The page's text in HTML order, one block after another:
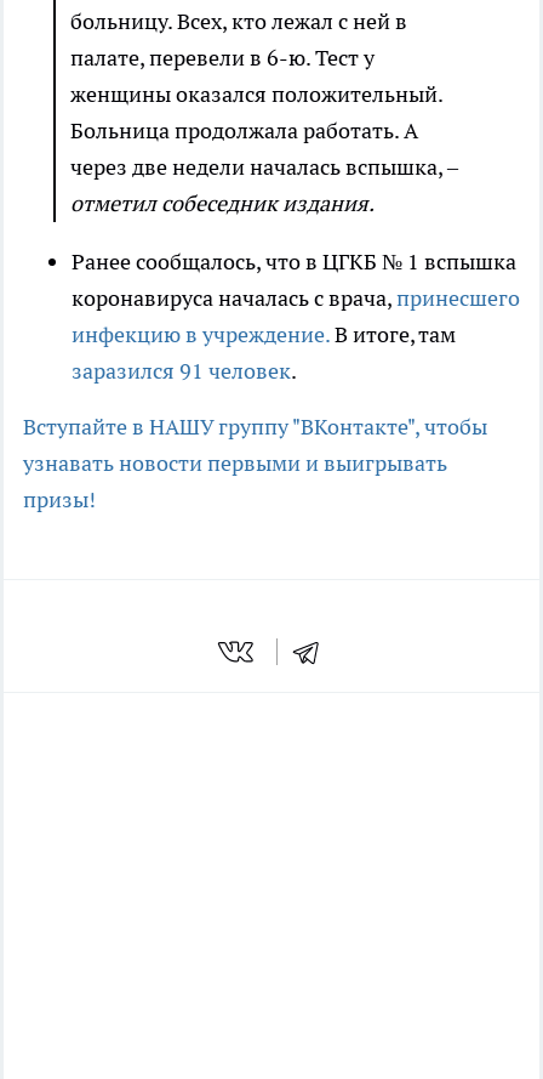
больницу. Всех, кто лежал с ней в
палате, перевели в 6-ю. Тест у
женщины оказался положительный.
Больница продолжала работать. А
через две недели началась вспышка,–
отметил собеседник издания.
Ранее сообщалось, что в ЦГКБ № 1 вспышка
коронавируса началась с врача,принесшего
инфекцию в учреждение.В итоге, там
заразился 91 человек.
Вступайте в НАШУ группу "ВКонтакте", чтобы
узнавать новости первыми и выигрывать
призы!